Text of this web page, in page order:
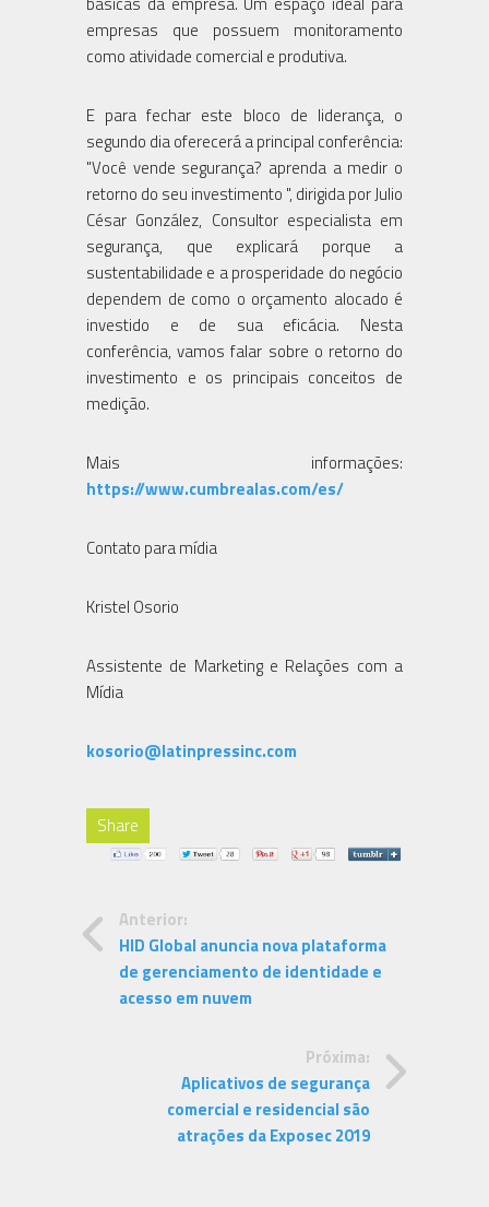
empresas que possuem monitoramento
como atividade comercial e produtiva.
E para fechar este bloco de liderança, o
segundo dia oferecerá a principal conferência:
"Você vende segurança? aprenda a medir o
retorno do seu investimento ", dirigida por Julio
César González, Consultor especialista em
segurança, que explicará porque a
sustentabilidade e a prosperidade do negócio
dependem de como o orçamento alocado é
investido e de sua eficácia. Nesta
conferência, vamos falar sobre o retorno do
investimento e os principais conceitos de
medição.
Mais informações:
https://www.cumbrealas.com/es/
Contato para mídia
Kristel Osorio
Assistente de Marketing e Relações com a
Mídia
kosorio@latinpressinc.com
Share
Anterior:
HID Global anuncia nova plataforma
de gerenciamento de identidade e
acesso em nuvem
Próxima:
Aplicativos de segurança
comercial e residencial são
atrações da Exposec 2019